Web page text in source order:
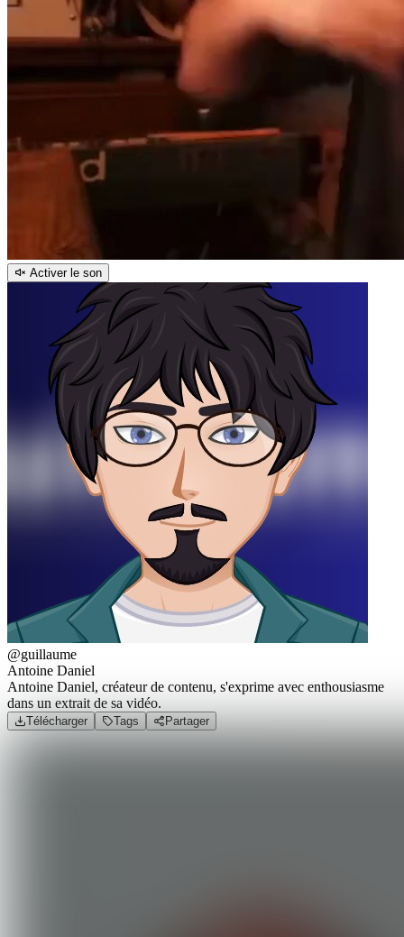
Activer le son
@guillaume
Antoine Daniel
Antoine Daniel, créateur de contenu, s'exprime avec enthousiasme
dans un extrait de sa vidéo.
Télécharger Tags Partager